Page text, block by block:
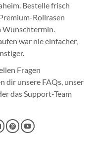
Bestelle frisch
Rollrasen
Wunschtermin.
war nie einfacher,
Fragen
dir unsere FAQs, unser
dasSupport-Team